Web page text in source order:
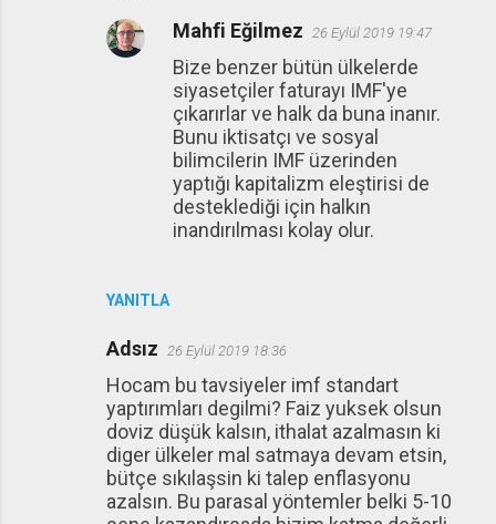
YANITLA
Mahfi Eğilmez 26 Eylül 2019 19:47
Bize benzer bütün ülkelerde
siyasetçiler faturayı IMF'ye
çıkarırlar ve halk da buna inanır.
Bunu iktisatçı ve sosyal
bilimcilerin IMF üzerinden
yaptığı kapitalizm eleştirisi de
desteklediği için halkın
inandırılması kolay olur.
Adsız 26 Eylül 2019 18:36
Hocam bu tavsiyeler imf standart
yaptırımları degilmi? Faiz yuksek olsun
doviz düşük kalsın, ithalat azalmasın ki
diger ülkeler mal satmaya devam etsin,
bütçe sıkılaşsin ki talep enflasyonu
azalsın. Bu parasal yöntemler belki 5-10